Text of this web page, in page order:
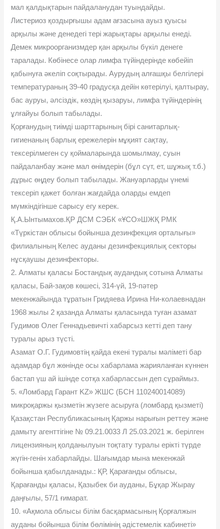
мал қалдықтарын пайдаланудан туындайды.
Листериоз қоздырғышы адам ағзасына ауыз қуысы
арқылы және денедегі тері жарықтары арқылы енеді.
Демек микроорганизмдер қан арқылы бүкіл денеге
таралады. Көбінесе олар лимфа түйіндерінде көбейіп
қабынуға әкеліп соқтырады. Аурудың алғашқы белгілері
температураның 39-40 градусқа дейін көтерілуі, қалтырау,
бас ауруы, әлсіздік, көздің қызаруы, лимфа түйіндерінің
ұлғайуы болып табылады.
Қорғанудың тиімді шарттарының бірі санитарлық-
гигиенаның барлық ережелерін мұқият сақтау,
тексерілмеген су қоймаларында шомылмау, суын
пайдаланбау және мал өнімдерін (бұл сүт, ет, шұжық т.б.)
дұрыс өңдеу болып табылады. Жануарларды үнемі
тексеріп қажет болған жағдайда оларды емдеп
мүмкіндігінше сарысу егу керек.
Қ.А.Ынтымахов.ҚР ДСМ СЭБК «ҰСО»ШЖҚ РМК
«Түркістан облысы бойынша дезинфекция орталығы»
филиалының Келес ауданы дезинфекциялық секторы
нұсқаушы дезинфекторы.
2. Алматы қаласы Бостандық аудандық сотына Алматы
қаласы, Бай-зақов көшесі, 314-үй, 19-пәтер
мекенжайында тұратын Гридяева Ирина Ни-колаевнадан
1968 жылы 2 қазанда Алматы қаласында туған азамат
Гудимов Олег Геннадьевичті хабарсыз кетті деп тану
туралы арыз түсті.
Азамат О.Г. Гудимовтің қайда екені туралы мәліметі бар
адамдар бұл жөнінде осы хабарлама жарияланған күннен
бастап үш ай ішінде сотқа хабарлассын деп сұраймыз.
5. «Ломбард Гарант KZ» ЖШС (БСН 110240014089)
микроқаржы қызметін жүзеге асыруға (ломбард қызметі)
Қазақстан Республикасының Қаржы нарығын реттеу және
дамыту агенттігіне № 09.21.0033 Л 25.03.2021 ж. берілген
лицензияның қолданылуын тоқтату туралы ерікті түрде
жүгін-генін хабарлайды. Шағымдар мына мекенжай
бойынша қабылданады.: ҚР, Қарағанды облысы,
Қарағанды қаласы, Қазыбек би ауданы, Бұқар Жырау
даңғылы, 57/1 ғимарат.
10. «Ақмола облысы білім басқармасының Қорғалжын
ауданы бойынша білім бөлімінің әдістемелік кабинеті»